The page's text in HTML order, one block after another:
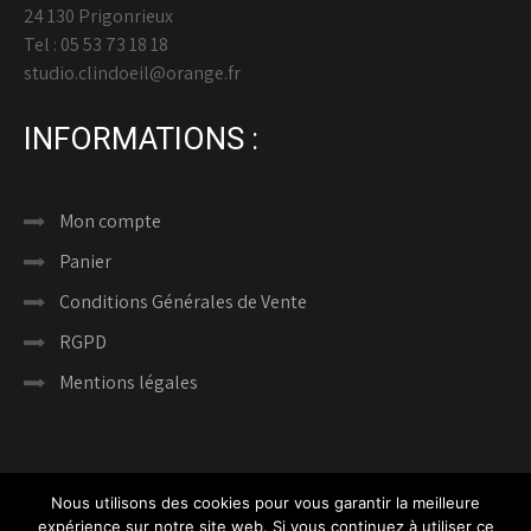
24 130 Prigonrieux
Tel : 05 53 73 18 18
studio.clindoeil@orange.fr
INFORMATIONS :
Mon compte
Panier
Conditions Générales de Vente
RGPD
Mentions légales
Nous utilisons des cookies pour vous garantir la meilleure
expérience sur notre site web. Si vous continuez à utiliser ce